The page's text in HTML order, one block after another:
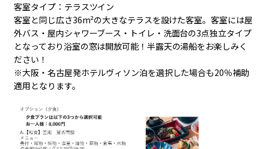
客室タイプ：テラスツイン
客室と同じ広さ36m²の大きなテラスを設けた客室。客室には屋
外バス・屋内シャワーブース・トイレ・洗面台の3点独立タイプ
となっており浴室の窓は開放可能！半露天の湯船をお楽しみく
ださい！
※大阪・名古屋発ホテルヴィソン泊を選択した場合も20％補助
適用となります。